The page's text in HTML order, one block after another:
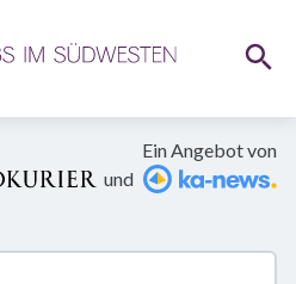
Ein Angebot von
und